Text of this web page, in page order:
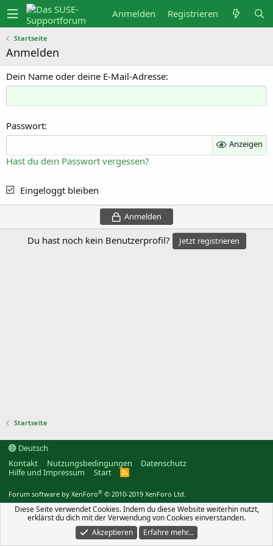
Anmelden Registrieren
Startseite
Anmelden
Dein Name oder deine E-Mail-Adresse
Passwort
Anzeigen
Hast du dein Passwort vergessen?
Eingeloggt bleiben
Anmelden
Du hast noch kein Benutzerprofil? Jetzt registrieren
Startseite
Deutsch
Kontakt
Nutzungsbedingungen
Datenschutz
Hilfe und Impressum
Start
R
Forum software by XenForo® © 2010-2019 XenForo Ltd.
Diese Seite verwendet Cookies. Indem du diese Website weiterhin nutzt,
erklärst du dich mit der Verwendung von Cookies einverstanden.
Akzeptieren
Erfahre mehr…